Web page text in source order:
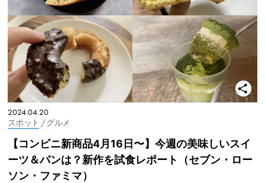
2024.04.20
スポット / グルメ
【コンビニ新商品4月16日〜】今週の美味しいスイ
ーツ＆パンは？新作を試食レポート（セブン・ロー
ソン・ファミマ）